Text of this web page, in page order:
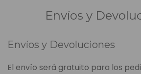
Envíos y
Envíos y Devoluciones
El envío será gratuito para los